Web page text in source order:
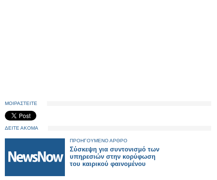
ΜΟΙΡΑΣΤΕΙΤΕ
ΔΕΙΤΕ ΑΚΟΜΑ
ΠΡΟΗΓΟΥΜΕΝΟ ΑΡΘΡΟ
Σύσκεψη για συντονισμό των
υπηρεσιών στην κορύφωση
του καιρικού φαινομένου